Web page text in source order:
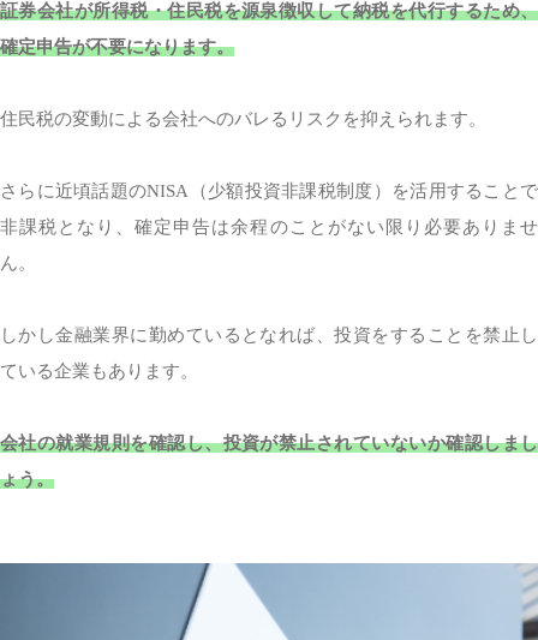
証券会社が所得税・住民税を源泉徴収して納税を代行するため、
確定申告が不要になります。
住民税の変動による会社へのバレるリスクを抑えられます。
さらに近頃話題のNISA（少額投資非課税制度）を活用することで
非課税となり、確定申告は余程のことがない限り必要ありませ
ん。
しかし金融業界に勤めているとなれば、投資をすることを禁止し
ている企業もあります。
会社の就業規則を確認し、投資が禁止されていないか確認しまし
ょう。